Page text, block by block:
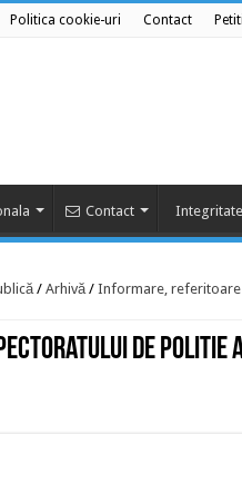
Politica cookie-uri Contact
Contact
/ Arhivă / Informare, referitoare
de Politie